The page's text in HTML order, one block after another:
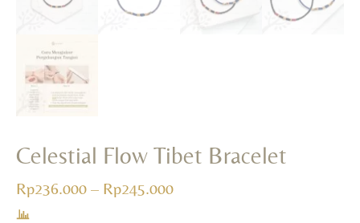
Celestial Flow Tibet Bracelet
Rp236.000 – Rp245.000